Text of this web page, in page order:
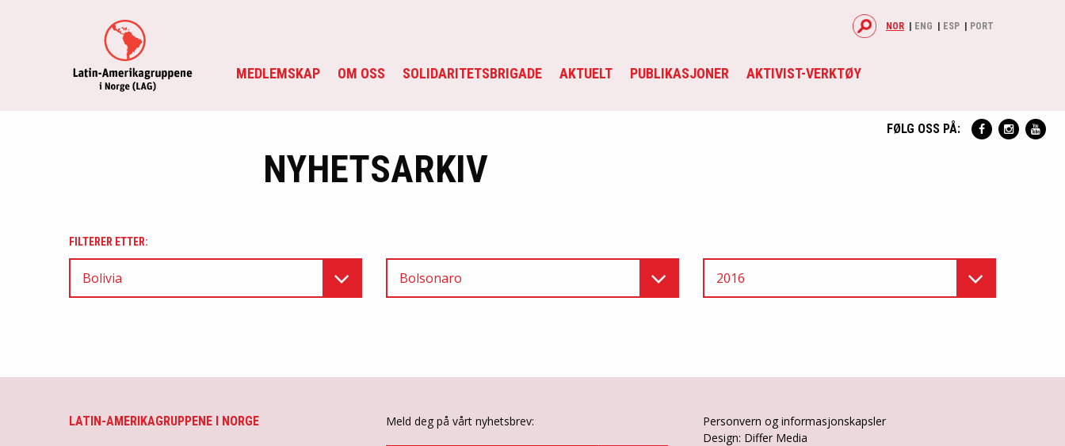
MEDLEMSKAP OM OSS SOLIDARITETSBRIGADE AKTUELT PUBLIKASJONER AKTIVIST-VERKTØY
NOR ENG ESP PORT
FØLG OSS PÅ:
NYHETSARKIV
FILTERER ETTER:
Bolivia Bolsonaro 2016
LATIN-AMERIKAGRUPPENE I NORGE Meld deg på vårt nyhetsbrev:
Personvern og informasjonskapsler
Design: Differ Media